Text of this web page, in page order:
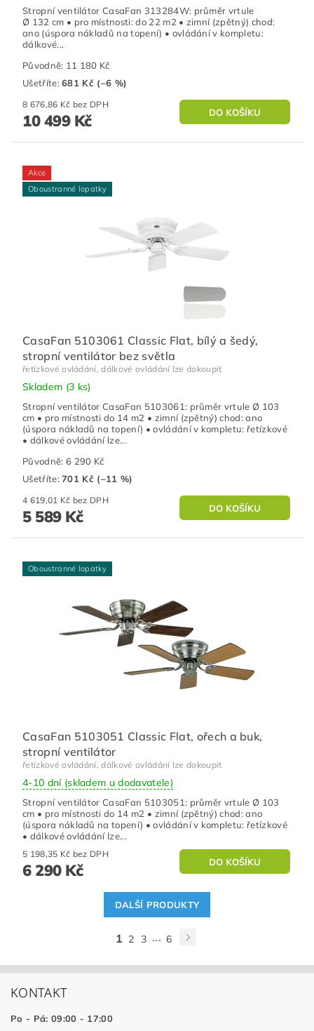
Stropní ventilátor CasaFan 313284W: průměr vrtule
Ø 132 cm • pro místnosti: do 22 m2 • zimní (zpětný) chod:
ano (úspora nákladů na topení) • ovládání v kompletu:
dálkové...
Původně: 11 180 Kč
Ušetříte:681 Kč (–6 %)
8 676,86 Kč bez DPH
10 499 Kč
Akce
Oboustranné lopatky
CasaFan 5103061 Classic Flat, bílý a šedý,
stropní ventilátor bez světla
řetízkové ovládání, dálkové ovládání lze dokoupit
Skladem (3 ks)
Stropní ventilátor CasaFan 5103061: průměr vrtule Ø 103
cm • pro místnosti do 14 m2 • zimní (zpětný) chod: ano
(úspora nákladů na topení) • ovládání v kompletu: řetízkové
• dálkové ovládání lze...
Původně: 6 290 Kč
Ušetříte:701 Kč (–11 %)
4 619,01 Kč bez DPH
5 589 Kč
Oboustranné lopatky
CasaFan 5103051 Classic Flat, ořech a buk,
stropní ventilátor
řetízkové ovládání, dálkové ovládání lze dokoupit
4-10 dní (skladem u dodavatele)
Stropní ventilátor CasaFan 5103051: průměr vrtule Ø 103
cm • pro místnosti do 14 m2 • zimní (zpětný) chod: ano
(úspora nákladů na topení) • ovládání v kompletu: řetízkové
• dálkové ovládání lze...
5 198,35 Kč bez DPH
6 290 Kč
DALŠÍ PRODUKTY
1 2 3 ... 6
KONTAKT
Po - Pá: 09:00 - 17:00